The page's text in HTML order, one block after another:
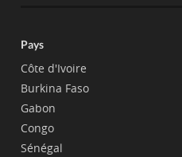
Pays
Côte d'Ivoire
Burkina Faso
Gabon
Congo
Sénégal